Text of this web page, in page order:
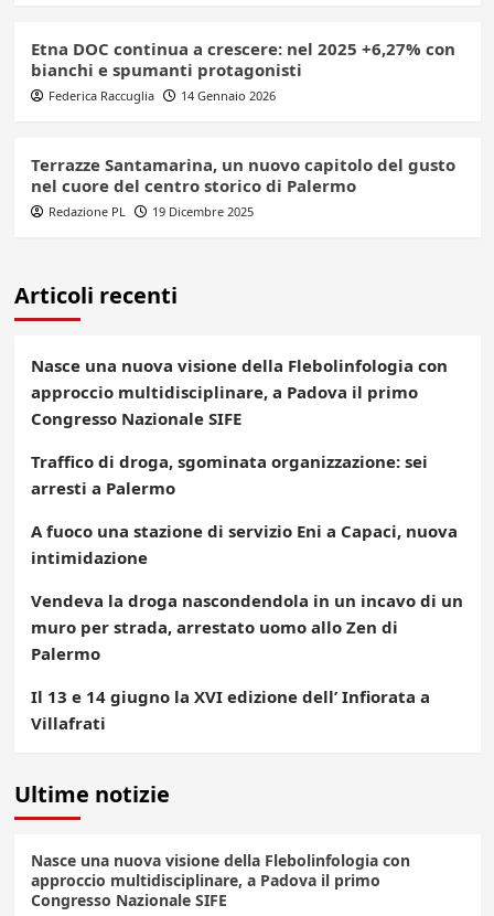
Etna DOC continua a crescere: nel 2025 +6,27% con
bianchi e spumanti protagonisti
Federica Raccuglia 14 Gennaio 2026
Terrazze Santamarina, un nuovo capitolo del gusto
nel cuore del centro storico di Palermo
Redazione PL 19 Dicembre 2025
Articoli recenti
Nasce una nuova visione della Flebolinfologia con
approccio multidisciplinare, a Padova il primo
Congresso Nazionale SIFE
Traffico di droga, sgominata organizzazione: sei
arresti a Palermo
A fuoco una stazione di servizio Eni a Capaci, nuova
intimidazione
Vendeva la droga nascondendola in un incavo di un
muro per strada, arrestato uomo allo Zen di
Palermo
Il 13 e 14 giugno la XVI edizione dell’ Infiorata a
Villafrati
Ultime notizie
Nasce una nuova visione della Flebolinfologia con
approccio multidisciplinare, a Padova il primo
Congresso Nazionale SIFE